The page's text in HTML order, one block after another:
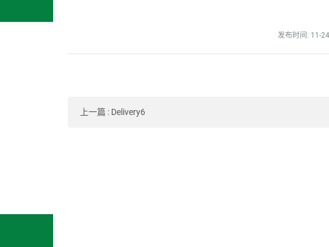
发布时间: 11-
上一篇 : Delivery6